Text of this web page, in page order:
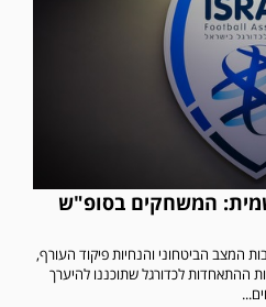
המשחקים בסופ"ש
המצב הביטחוני והנחיות פיקוד העורף,
ההתאחדות לכדורגל שתוכננו להיערך